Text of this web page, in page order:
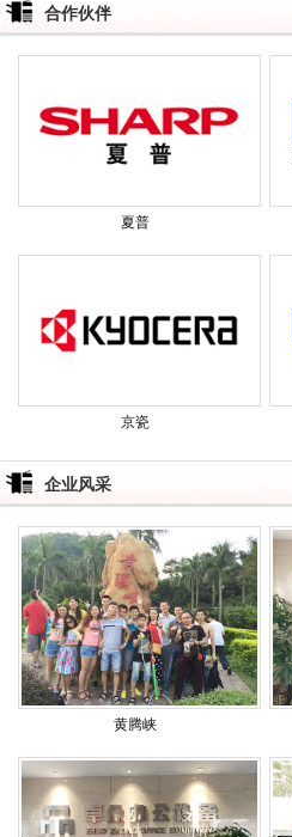
合作伙伴
夏普
京瓷
企业风采
黄腾峡